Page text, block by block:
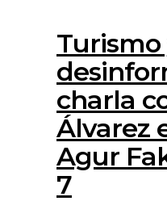
Turismo
charla
Álvarez
Agur
7